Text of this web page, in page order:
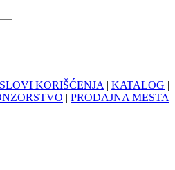
KORIŠĆENJA | KATALOG |
| PRODAJNA MESTA